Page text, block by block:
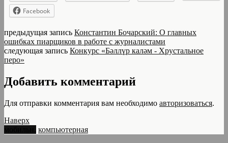
Facebook
предыдущая запись Константин Бочарский: О главных
ошибках пиарщиков в работе с журналистами
следующая запись Конкурс «Бәллүр каләм - Хрустальное
перо»
Добавить комментарий
Для отправки комментария вам необходимо авторизоваться.
Наверх
компьютерная